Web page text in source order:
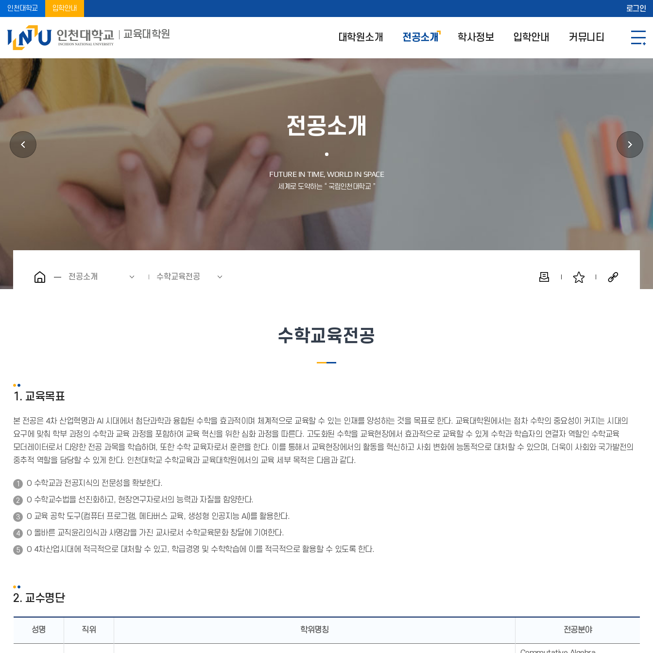
인천대학교 입학안내 로그인
교육대학원 대학원소개 전공소개 학사정보 입학안내 커뮤니티
전공소개
전공소개 수학교육전공
수학교육전공
1. 교육목표
본 전공은 4차 산업혁명과 AI 시대에서 첨단과학과 융합된 수학을 효과적이며 체계적으로 교육할 수 있는 인재를 양성하는 것을 목표로 한다. 교육대학원에서는 점차 수학의 중요성이 커지는 시대의
요구에 맞춰 학부 과정의 수학과 교육 과정을 포함하여 교육 혁신을 위한 심화 과정을 따른다. 고도화된 수학을 교육현장에서 효과적으로 교육할 수 있게 수학과 학습자의 연결자 역할인 수학교육
모더레이터로서 다양한 전공 과목을 학습하며, 또한 수학 교육자로서 훈련을 한다. 이를 통해서 교육현장에서의 활동을 혁신하고 사회 변화에 능동적으로 대처할 수 있으며, 더욱이 사회와 국가발전의
중추적 역할을 담당할 수 있게 한다. 인천대학교 수학교육과 교육대학원에서의 교육 세부 목적은 다음과 같다.
O 수학교과 전공지식의 전문성을 확보한다.
O 수학교수법을 선진화하고, 현장연구자로서의 능력과 자질을 함양한다.
O 교육 공학 도구(컴퓨터 프로그램, 메타버스 교육, 생성형 인공지능 AI)를 활용한다.
O 올바른 교직윤리의식과 사명감을 가진 교사로서 수학교육문화 창달에 기여한다.
O 4차산업시대에 적극적으로 대처할 수 있고, 학급경영 및 수학학습에 이를 적극적으로 활용할 수 있도록 한다.
2. 교수명단
성명 직위 학위명칭 전공분야